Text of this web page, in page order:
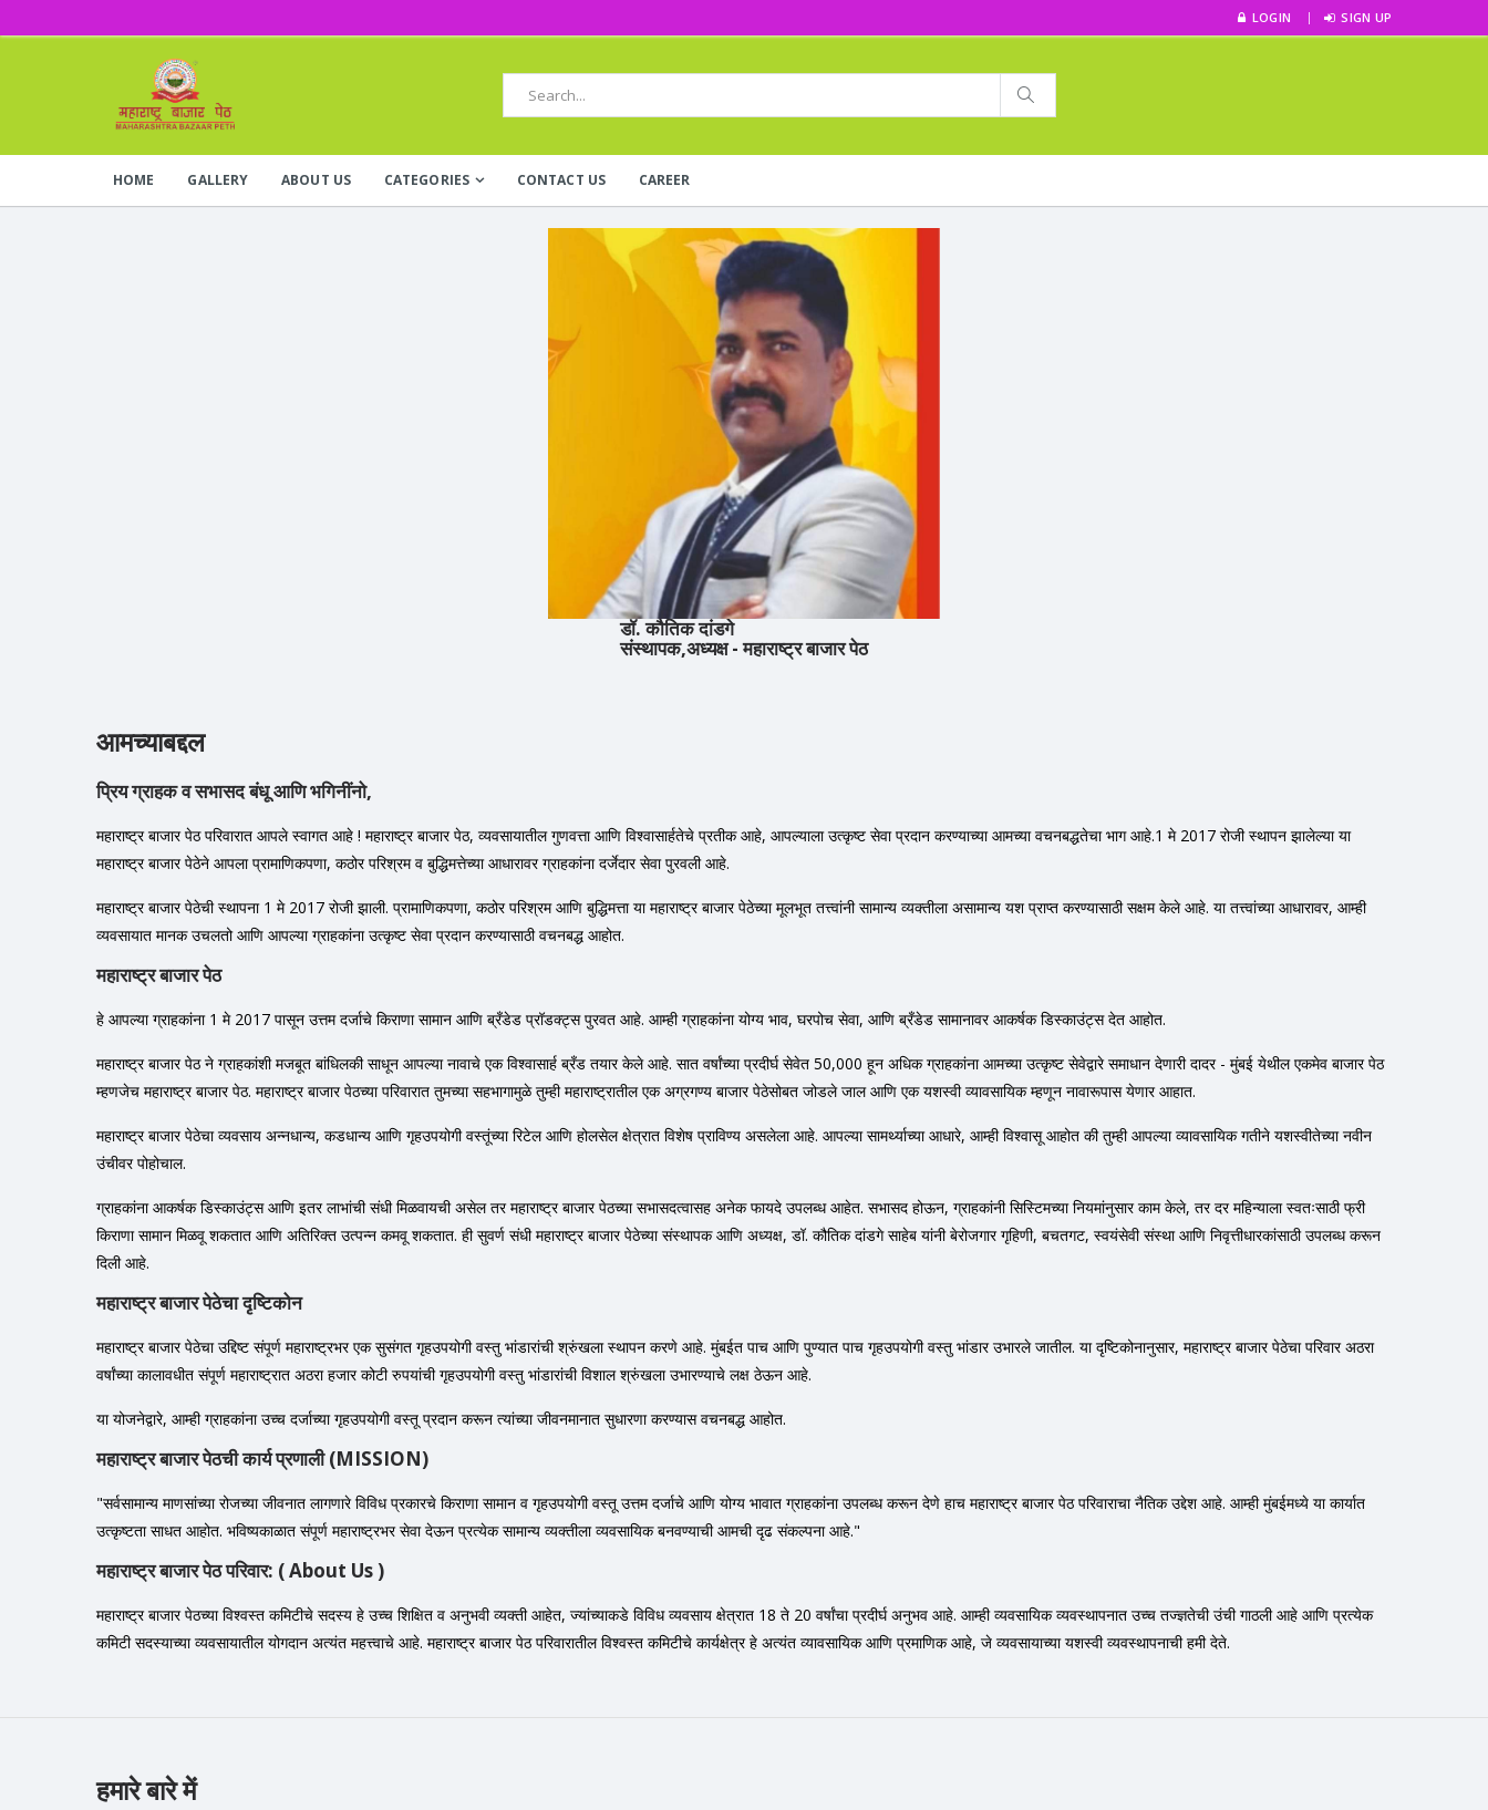
LOGIN SIGN UP
HOME GALLERY ABOUT US CATEGORIES CONTACT US CAREER
डॉ. कौतिक दांडगे
संस्थापक,अध्यक्ष - महाराष्ट्र बाजार पेठ
आमच्याबद्दल
प्रिय ग्राहक व सभासद बंधू आणि भगिनींनो,
महाराष्ट्र बाजार पेठ परिवारात आपले स्वागत आहे ! महाराष्ट्र बाजार पेठ, व्यवसायातील गुणवत्ता आणि विश्वासार्हतेचे प्रतीक आहे, आपल्याला उत्कृष्ट सेवा प्रदान करण्याच्या आमच्या वचनबद्धतेचा भाग आहे.1 मे 2017 रोजी स्थापन झालेल्या या
महाराष्ट्र बाजार पेठेने आपला प्रामाणिकपणा, कठोर परिश्रम व बुद्धिमत्तेच्या आधारावर ग्राहकांना दर्जेदार सेवा पुरवली आहे.
महाराष्ट्र बाजार पेठेची स्थापना 1 मे 2017 रोजी झाली. प्रामाणिकपणा, कठोर परिश्रम आणि बुद्धिमत्ता या महाराष्ट्र बाजार पेठेच्या मूलभूत तत्त्वांनी सामान्य व्यक्तीला असामान्य यश प्राप्त करण्यासाठी सक्षम केले आहे. या तत्त्वांच्या आधारावर, आम्ही
व्यवसायात मानक उचलतो आणि आपल्या ग्राहकांना उत्कृष्ट सेवा प्रदान करण्यासाठी वचनबद्ध आहोत.
महाराष्ट्र बाजार पेठ
हे आपल्या ग्राहकांना 1 मे 2017 पासून उत्तम दर्जाचे किराणा सामान आणि ब्रँडेड प्रॉडक्ट्स पुरवत आहे. आम्ही ग्राहकांना योग्य भाव, घरपोच सेवा, आणि ब्रँडेड सामानावर आकर्षक डिस्काउंट्स देत आहोत.
महाराष्ट्र बाजार पेठ ने ग्राहकांशी मजबूत बांधिलकी साधून आपल्या नावाचे एक विश्वासार्ह ब्रँड तयार केले आहे. सात वर्षांच्या प्रदीर्घ सेवेत 50,000 हून अधिक ग्राहकांना आमच्या उत्कृष्ट सेवेद्वारे समाधान देणारी दादर - मुंबई येथील एकमेव बाजार पेठ
म्हणजेच महाराष्ट्र बाजार पेठ. महाराष्ट्र बाजार पेठच्या परिवारात तुमच्या सहभागामुळे तुम्ही महाराष्ट्रातील एक अग्रगण्य बाजार पेठेसोबत जोडले जाल आणि एक यशस्वी व्यावसायिक म्हणून नावारूपास येणार आहात.
महाराष्ट्र बाजार पेठेचा व्यवसाय अन्नधान्य, कडधान्य आणि गृहउपयोगी वस्तूंच्या रिटेल आणि होलसेल क्षेत्रात विशेष प्राविण्य असलेला आहे. आपल्या सामर्थ्याच्या आधारे, आम्ही विश्वासू आहोत की तुम्ही आपल्या व्यावसायिक गतीने यशस्वीतेच्या नवीन
उंचीवर पोहोचाल.
ग्राहकांना आकर्षक डिस्काउंट्स आणि इतर लाभांची संधी मिळवायची असेल तर महाराष्ट्र बाजार पेठच्या सभासदत्वासह अनेक फायदे उपलब्ध आहेत. सभासद होऊन, ग्राहकांनी सिस्टिमच्या नियमांनुसार काम केले, तर दर महिन्याला स्वतःसाठी फ्री
किराणा सामान मिळवू शकतात आणि अतिरिक्त उत्पन्न कमवू शकतात. ही सुवर्ण संधी महाराष्ट्र बाजार पेठेच्या संस्थापक आणि अध्यक्ष, डॉ. कौतिक दांडगे साहेब यांनी बेरोजगार गृहिणी, बचतगट, स्वयंसेवी संस्था आणि निवृत्तीधारकांसाठी उपलब्ध करून
दिली आहे.
महाराष्ट्र बाजार पेठेचा दृष्टिकोन
महाराष्ट्र बाजार पेठेचा उद्दिष्ट संपूर्ण महाराष्ट्रभर एक सुसंगत गृहउपयोगी वस्तु भांडारांची श्रुंखला स्थापन करणे आहे. मुंबईत पाच आणि पुण्यात पाच गृहउपयोगी वस्तु भांडार उभारले जातील. या दृष्टिकोनानुसार, महाराष्ट्र बाजार पेठेचा परिवार अठरा
वर्षांच्या कालावधीत संपूर्ण महाराष्ट्रात अठरा हजार कोटी रुपयांची गृहउपयोगी वस्तु भांडारांची विशाल श्रुंखला उभारण्याचे लक्ष ठेऊन आहे.
या योजनेद्वारे, आम्ही ग्राहकांना उच्च दर्जाच्या गृहउपयोगी वस्तू प्रदान करून त्यांच्या जीवनमानात सुधारणा करण्यास वचनबद्ध आहोत.
महाराष्ट्र बाजार पेठची कार्य प्रणाली (MISSION)
"सर्वसामान्य माणसांच्या रोजच्या जीवनात लागणारे विविध प्रकारचे किराणा सामान व गृहउपयोगी वस्तू उत्तम दर्जाचे आणि योग्य भावात ग्राहकांना उपलब्ध करून देणे हाच महाराष्ट्र बाजार पेठ परिवाराचा नैतिक उद्देश आहे. आम्ही मुंबईमध्ये या कार्यात
उत्कृष्टता साधत आहोत. भविष्यकाळात संपूर्ण महाराष्ट्रभर सेवा देऊन प्रत्येक सामान्य व्यक्तीला व्यवसायिक बनवण्याची आमची दृढ संकल्पना आहे."
महाराष्ट्र बाजार पेठ परिवार: ( About Us )
महाराष्ट्र बाजार पेठच्या विश्वस्त कमिटीचे सदस्य हे उच्च शिक्षित व अनुभवी व्यक्ती आहेत, ज्यांच्याकडे विविध व्यवसाय क्षेत्रात 18 ते 20 वर्षांचा प्रदीर्घ अनुभव आहे. आम्ही व्यवसायिक व्यवस्थापनात उच्च तज्ज्ञतेची उंची गाठली आहे आणि प्रत्येक
कमिटी सदस्याच्या व्यवसायातील योगदान अत्यंत महत्त्वाचे आहे. महाराष्ट्र बाजार पेठ परिवारातील विश्वस्त कमिटीचे कार्यक्षेत्र हे अत्यंत व्यावसायिक आणि प्रमाणिक आहे, जे व्यवसायाच्या यशस्वी व्यवस्थापनाची हमी देते.
हमारे बारे में